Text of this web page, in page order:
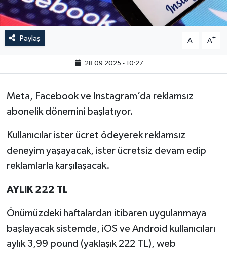
Paylaş A- A+
28.09.2025 - 10:27
Meta, Facebook ve Instagram’da reklamsız
abonelik dönemini başlatıyor.
Kullanıcılar ister ücret ödeyerek reklamsız
deneyim yaşayacak, ister ücretsiz devam edip
reklamlarla karşılaşacak.
AYLIK 222 TL
Önümüzdeki haftalardan itibaren uygulanmaya
başlayacak sistemde, iOS ve Android kullanıcıları
aylık 3,99 pound (yaklaşık 222 TL), web